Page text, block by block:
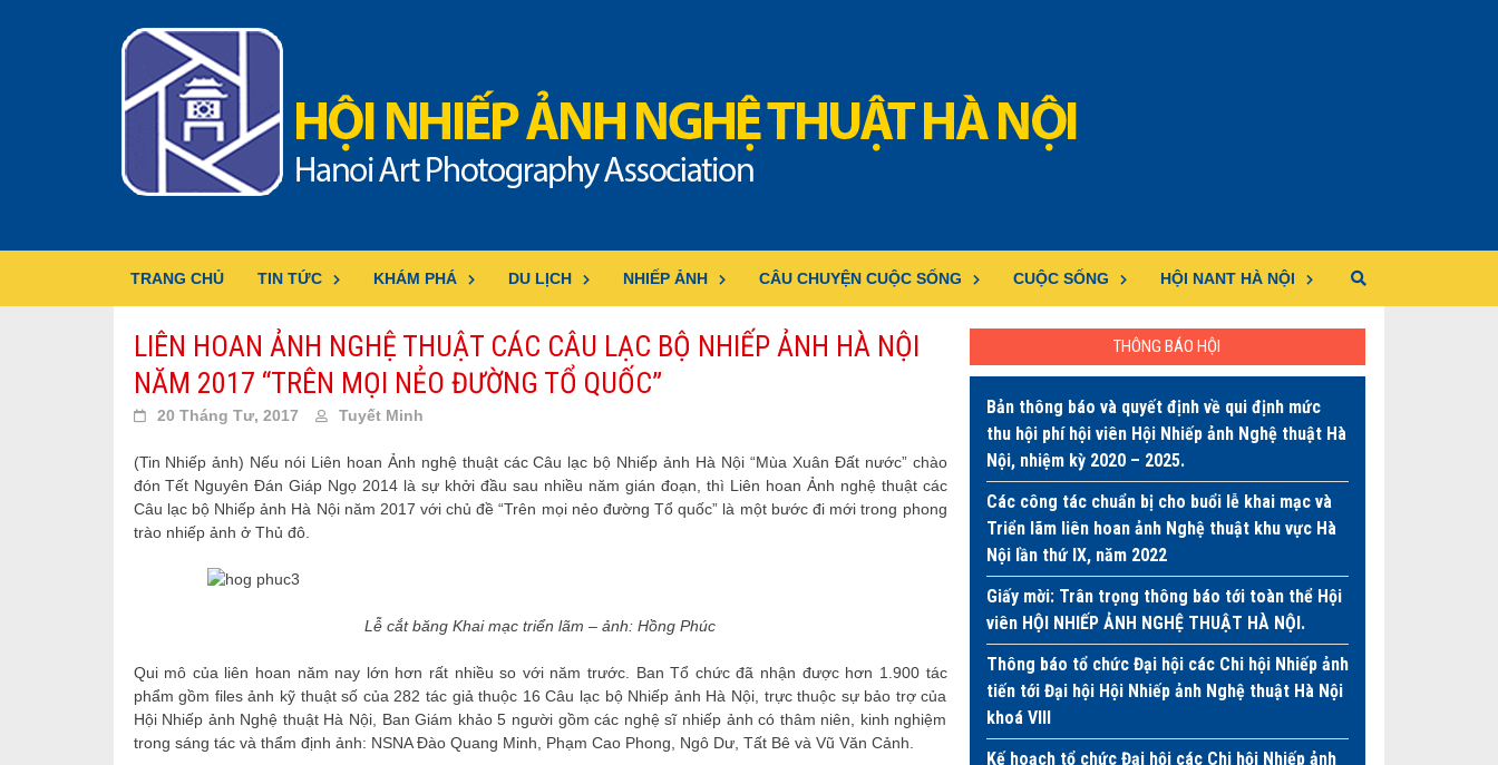
TRANG CHỦ TIN TỨC KHÁM PHÁ DU LỊCH NHIẾP ẢNH CÂU CHUYỆN CUỘC SỐNG CUỘC SỐNG HỘI NANT HÀ NỘI
LIÊN HOAN ẢNH NGHỆ THUẬT CÁC CÂU LẠC BỘ NHIẾP ẢNH HÀ NỘI
NĂM 2017 “TRÊN MỌI NẺO ĐƯỜNG TỔ QUỐC”
20 Tháng Tư, 2017 Tuyết Minh
(Tin Nhiếp ảnh) Nếu nói Liên hoan Ảnh nghệ thuật các Câu lạc bộ Nhiếp ảnh Hà Nội “Mùa Xuân Đất nước” chào
đón Tết Nguyên Đán Giáp Ngọ 2014 là sự khởi đầu sau nhiều năm gián đoạn, thì Liên hoan Ảnh nghệ thuật các
Câu lạc bộ Nhiếp ảnh Hà Nội năm 2017 với chủ đề “Trên mọi nẻo đường Tổ quốc” là một bước đi mới trong phong
trào nhiếp ảnh ở Thủ đô.
Lễ cắt băng Khai mạc triển lãm – ảnh: Hồng Phúc
Qui mô của liên hoan năm nay lớn hơn rất nhiều so với năm trước. Ban Tổ chức đã nhận được hơn 1.900 tác
phẩm gồm files ảnh kỹ thuật số của 282 tác giả thuộc 16 Câu lạc bộ Nhiếp ảnh Hà Nội, trực thuộc sự bảo trợ của
Hội Nhiếp ảnh Nghệ thuật Hà Nội, Ban Giám khảo 5 người gồm các nghệ sĩ nhiếp ảnh có thâm niên, kinh nghiệm
trong sáng tác và thẩm định ảnh: NSNA Đào Quang Minh, Phạm Cao Phong, Ngô Dư, Tất Bê và Vũ Văn Cảnh.
THÔNG BÁO HỘI
Bản thông báo và quyết định về qui định mức
thu hội phí hội viên Hội Nhiếp ảnh Nghệ thuật Hà
Nội, nhiệm kỳ 2020 – 2025.
Các công tác chuẩn bị cho buổi lễ khai mạc và
Triển lãm liên hoan ảnh Nghệ thuật khu vực Hà
Nội lần thứ IX, năm 2022
Giấy mời: Trân trọng thông báo tới toàn thể Hội
viên HỘI NHIẾP ẢNH NGHỆ THUẬT HÀ NỘI.
Thông báo tổ chức Đại hội các Chi hội Nhiếp ảnh
tiến tới Đại hội Hội Nhiếp ảnh Nghệ thuật Hà Nội
khoá VIII
Kế hoạch tổ chức Đại hội các Chi hội Nhiếp ảnh